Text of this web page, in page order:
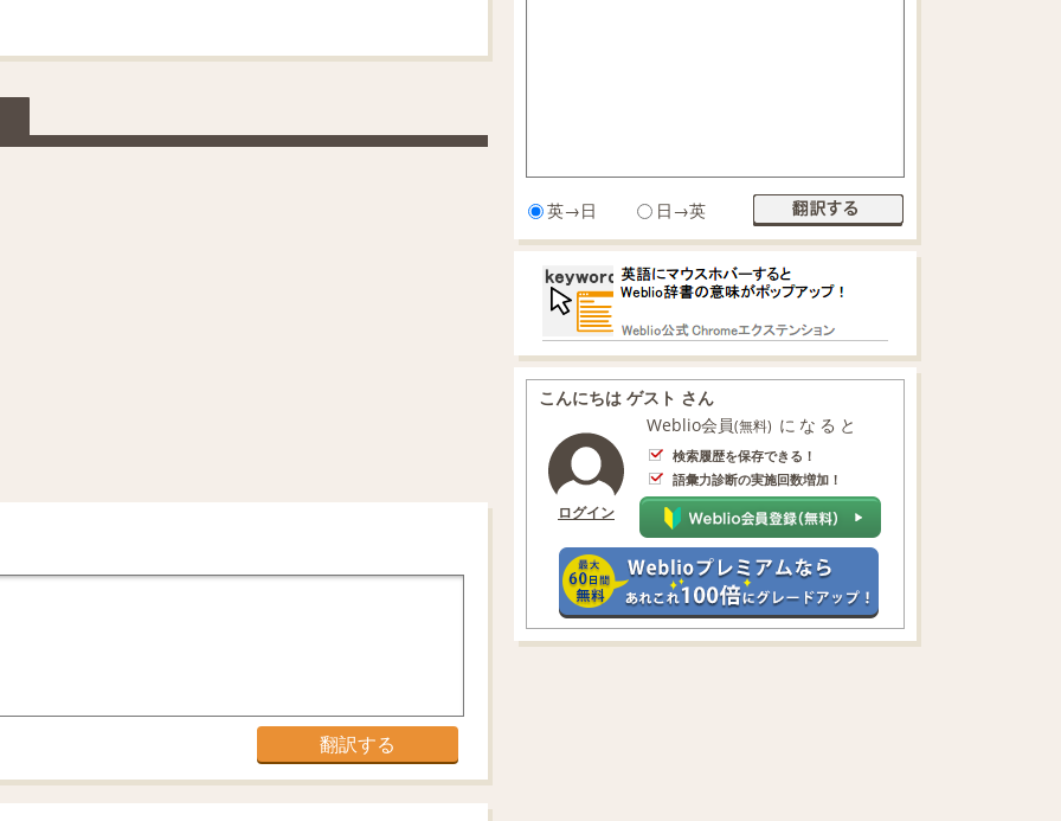
英→日 日→英
こんにちは ゲスト さん
ログイン
Weblio会員(無料) になると
検索履歴を保存できる！
語彙力診断の実施回数増加！